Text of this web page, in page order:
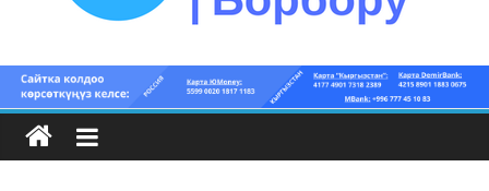
Кыргыз
маданият